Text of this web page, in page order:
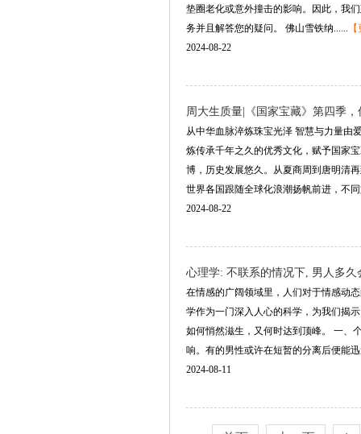
垫圈老化或意外撞击的影响。因此，我
务并且解答您的疑问。 佛山雪铁纳......
2024-08-22
周大生质量|《国家宝藏》第四季
从中华血脉淬炼珠宝光泽 智慧与力量由
炼传承千年之久的优秀文化，赋予国家
博，历史发展悠久。从夏商周到唐明清
世界各国跟随全球化浪潮扬帆前进，不
2024-08-22
心理学: 不联系的情况下, 男人多久
在情感的广阔领域里，人们对于情感动
学作为一门深入人心的科学，为我们揭
如何悄然滋生，又何时达到顶峰。 一、
响。有的男性或许在短暂的分离后便能
2024-08-11